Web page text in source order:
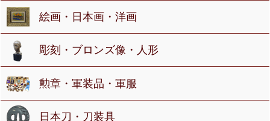
絵画・日本画・洋画
彫刻・ブロンズ像・人形
勲章・軍装品・軍服
日本刀・刀装具